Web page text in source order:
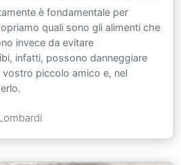
è fondamentale per
quali sono gli alimenti che
invece da evitare
infatti, possono danneggiare
piccolo amico e, nel